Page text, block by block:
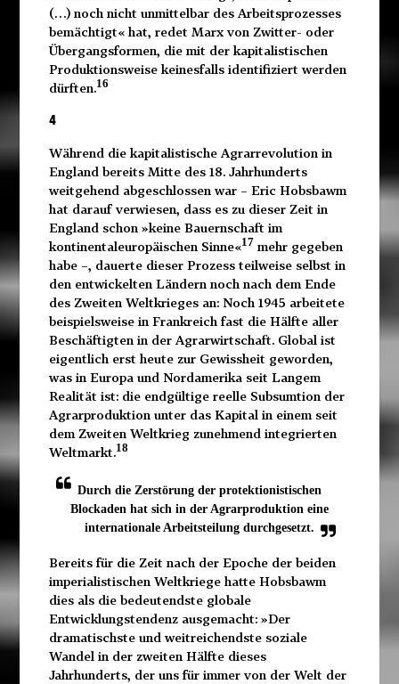
(…) noch nicht unmittelbar des Arbeitsprozesses
bemächtigt« hat, redet Marx von Zwitter- oder
Übergangsformen, die mit der kapitalistischen
Produktionsweise keinesfalls identifiziert werden
dürften.16
4
Während die kapitalistische Agrarrevolution in
England bereits Mitte des 18. Jahrhunderts
weitgehend abgeschlossen war – Eric Hobsbawm
hat darauf verwiesen, dass es zu dieser Zeit in
England schon »keine Bauernschaft im
kontinentaleuropäischen Sinne«17 mehr gegeben
habe –, dauerte dieser Prozess teilweise selbst in
den entwickelten Ländern noch nach dem Ende
des Zweiten Weltkrieges an: Noch 1945 arbeitete
beispielsweise in Frankreich fast die Hälfte aller
Beschäftigten in der Agrarwirtschaft. Global ist
eigentlich erst heute zur Gewissheit geworden,
was in Europa und Nordamerika seit Langem
Realität ist: die endgültige reelle Subsumtion der
Agrarproduktion unter das Kapital in einem seit
dem Zweiten Weltkrieg zunehmend integrierten
Weltmarkt.18
Durch die Zerstörung der protektionistischen
Blockaden hat sich in der Agrarproduktion eine
internationale Arbeitsteilung durchgesetzt.
Bereits für die Zeit nach der Epoche der beiden
imperialistischen Weltkriege hatte Hobsbawm
dies als die bedeutendste globale
Entwicklungstendenz ausgemacht: »Der
dramatischste und weitreichendste soziale
Wandel in der zweiten Hälfte dieses
Jahrhunderts, der uns für immer von der Welt der